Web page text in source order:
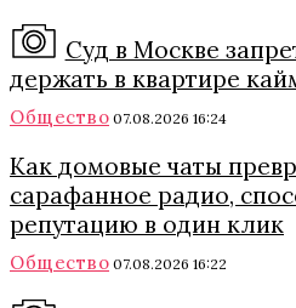
Суд в Москве
держать в квартире
Общество 07.08.2026 16:24
Как домовые чаты
сарафанное радио,
репутацию в один клик
Общество 07.08.2026 16:22